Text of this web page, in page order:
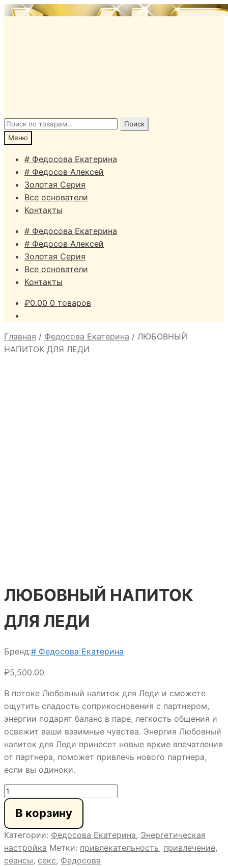
Перейти
Перейти
Искать:
Поиск
Меню
# Федосова Екатерина
# Федосов Алексей
Золотая Серия
Все основатели
Контакты
# Федосова Екатерина
# Федосов Алексей
Золотая Серия
Все основатели
Контакты
₽0.00 0 товаров
Главная / Федосова Екатерина / ЛЮБОВНЫЙ
НАПИТОК ДЛЯ ЛЕДИ
ЛЮБОВНЫЙ НАПИТОК
ДЛЯ ЛЕДИ
Бренд:# Федосова Екатерина
₽5,500.00
В потоке Любовный напиток для Леди и сможете
ощутить сладость соприкосновения с партнером,
энергии подарят баланс в паре, легкость общения и
освежит ваши взаимные чувства. Энергия Любовный
напиток для Леди принесет новые яркие впечатления
от партнера, поможет привлечь нового партнера,
если вы одиноки.
Количество
товара
ЛЮБОВНЫЙ
НАПИТОК
ДЛЯ
ЛЕДИ
В корзину
Категории: Федосова Екатерина, Энергетическая
настройка Метки: привлекательность, привлечение,
сеансы, секс, Федосова